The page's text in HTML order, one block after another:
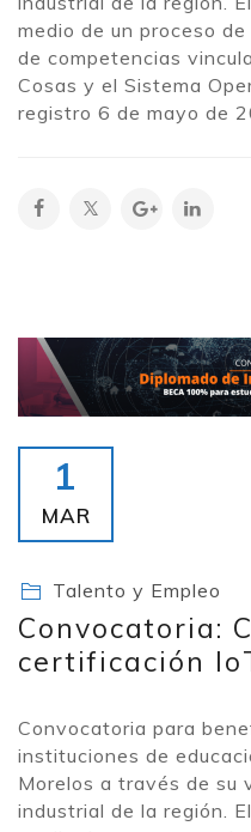
medio de un proceso
de competencias
Cosas y el Sistema
registro 6 de mayo de
1
MAR
Talento y Empleo
Convocatoria:
certificación
Convocatoria para
instituciones de
Morelos a través de su
industrial de la región.